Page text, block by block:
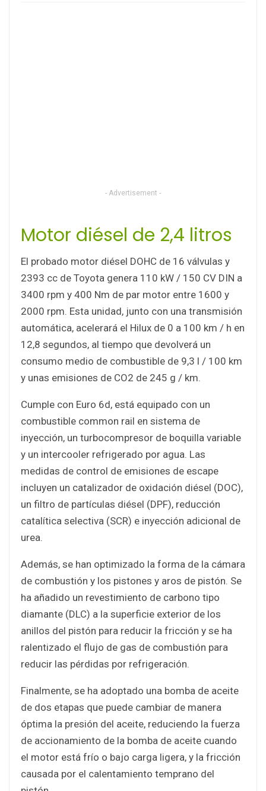
- Advertisement -
Motor diésel de 2,4 litros
El probado motor diésel DOHC de 16 válvulas y
2393 cc de Toyota genera 110 kW / 150 CV DIN a
3400 rpm y 400 Nm de par motor entre 1600 y
2000 rpm. Esta unidad, junto con una transmisión
automática, acelerará el Hilux de 0 a 100 km / h en
12,8 segundos, al tiempo que devolverá un
consumo medio de combustible de 9,3 l / 100 km
y unas emisiones de CO2 de 245 g / km.
Cumple con Euro 6d, está equipado con un
combustible common rail en sistema de
inyección, un turbocompresor de boquilla variable
y un intercooler refrigerado por agua. Las
medidas de control de emisiones de escape
incluyen un catalizador de oxidación diésel (DOC),
un filtro de partículas diésel (DPF), reducción
catalítica selectiva (SCR) e inyección adicional de
urea.
Además, se han optimizado la forma de la cámara
de combustión y los pistones y aros de pistón. Se
ha añadido un revestimiento de carbono tipo
diamante (DLC) a la superficie exterior de los
anillos del pistón para reducir la fricción y se ha
ralentizado el flujo de gas de combustión para
reducir las pérdidas por refrigeración.
Finalmente, se ha adoptado una bomba de aceite
de dos etapas que puede cambiar de manera
óptima la presión del aceite, reduciendo la fuerza
de accionamiento de la bomba de aceite cuando
el motor está frío o bajo carga ligera, y la fricción
causada por el calentamiento temprano del